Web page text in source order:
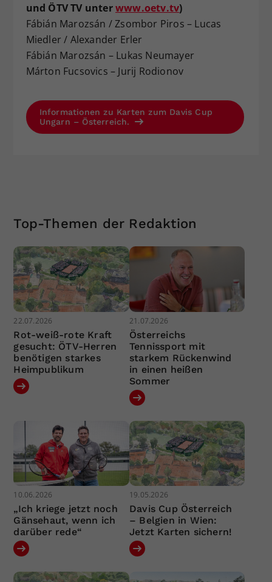
und ÖTV TV unterwww.oetv.tv)
Fábián Marozsán / Zsombor Piros – Lucas
Miedler / Alexander Erler
Fábián Marozsán – Lukas Neumayer
Márton Fucsovics – Jurij Rodionov
Informationen zu Karten zum Davis Cup
Ungarn – Österreich.
Top-Themen der Redaktion
22.07.2026
Rot-weiß-rote Kraft
gesucht: ÖTV-Herren
benötigen starkes
Heimpublikum
21.07.2026
Österreichs
Tennissport mit
starkem Rückenwind
in einen heißen
Sommer
10.06.2026
„Ich kriege jetzt noch
Gänsehaut, wenn ich
darüber rede“
19.05.2026
Davis Cup Österreich
– Belgien in Wien:
Jetzt Karten sichern!